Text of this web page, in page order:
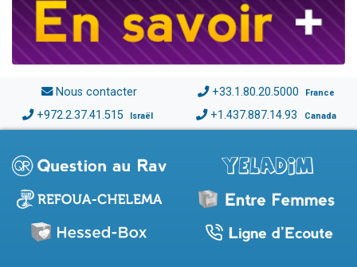
Nous contacter +33.1.80.20.5000 France
+972.2.37.41.515 Israël +1.437.887.14.93 Canada